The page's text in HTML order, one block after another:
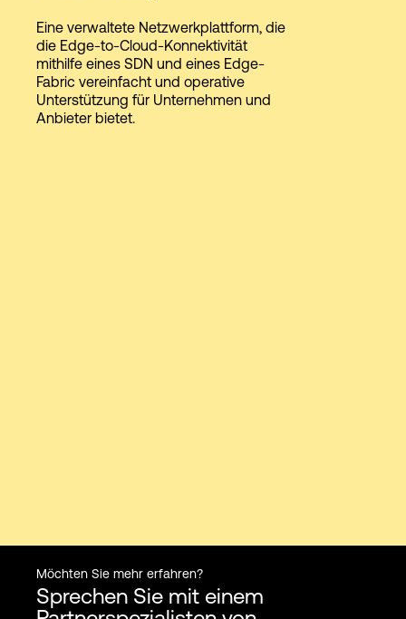
Login
Eine verwaltete Netzwerkplattform, die
die Edge-to-Cloud-Konnektivität
mithilfe eines SDN und eines Edge-
Fabric vereinfacht und operative
Unterstützung für Unternehmen und
Anbieter bietet.
Möchten Sie mehr erfahren?
Sprechen Sie mit einem